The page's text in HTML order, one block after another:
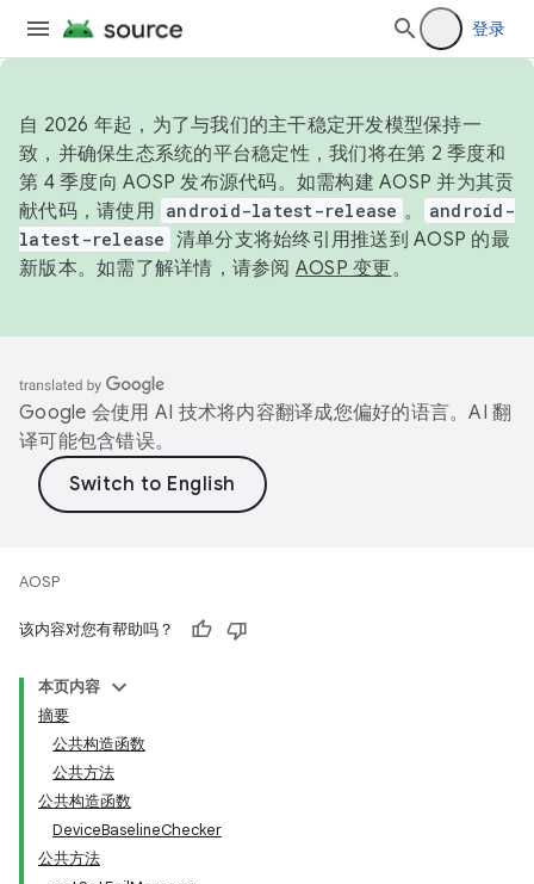
登录
自 2026 年起，为了与我们的主干稳定开发模型保持一
致，并确保生态系统的平台稳定性，我们将在第 2 季度和
第 4 季度向 AOSP 发布源代码。如需构建 AOSP 并为其贡
献代码，请使用 android-latest-release 。
android-
latest-release 清单分支将始终引用推送到 AOSP 的最
新版本。如需了解详情，请参阅 AOSP 变更。
Google 会使用 AI 技术将内容翻译成您偏好的语言。AI 翻
译可能包含错误。
AOSP
该内容对您有帮助吗？
本页内容
摘要
公共构造函数
公共方法
公共构造函数
DeviceBaselineChecker
公共方法